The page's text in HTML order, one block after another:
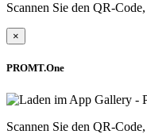
Scannen Sie den QR-
×
PROMT.One
Scannen Sie den QR-